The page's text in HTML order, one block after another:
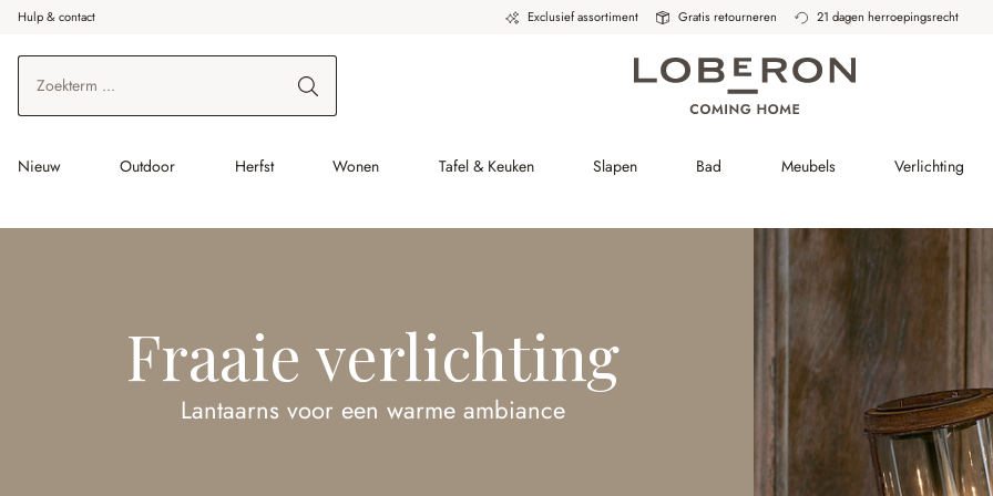
de hoofdinhoud
Ga naar zoeken
Ga naar de hoofdnavigatie
Hulp & contact Exclusief assortiment Gratis retourneren 21 dagen herroepingsrecht
Nieuw Outdoor Herfst Wonen Tafel & Keuken Slapen Bad Meubels Verlichting
Fraaie verlichting
Lantaarns voor een warme ambiance